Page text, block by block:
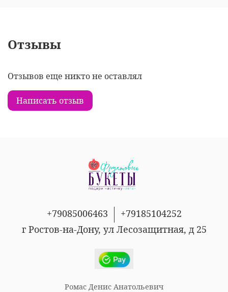
Отзывы
Отзывов еще никто не оставлял
Написать отзыв
+79085006463
+79185104252
г Ростов-на-Дону, ул Лесозащитная, д 25
Ромас Денис Анатольевич